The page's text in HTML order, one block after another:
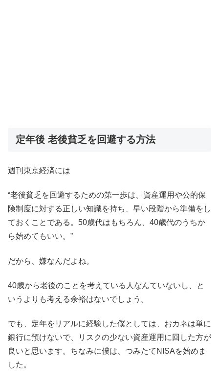
定年後 老後貧乏を回避する方法
週刊東京経済には
“老後貧乏を回避するための第一歩は、資産運用や公的保
険制度に対する正しい知識を持ち、早い段階から準備をし
ておくことである。50歳代はもちろん、40歳代のうちか
ら始めてもいい。”
だから、嫌なんだよね。
40歳から老後のことを考えている人なんていないし、と
いうよりも考える余裕はないでしょう。
でも、定年をリアルに経験した僕としては、おカネは単に
銀行に預けないで、リスクの少ない資産運用に回した方が
良いと思います。ちなみに僕は、つみたてNISAを始めま
した。